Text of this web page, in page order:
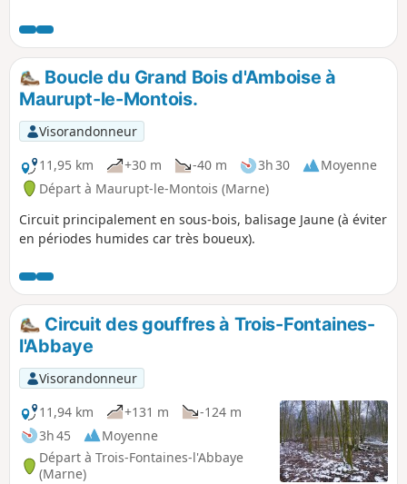
Catherine (XV et XVI siècles) à Fains-les-Sources, la
Chapelle Saint-Joseph (XIX siècle) entre Fains et
Combles. Il est facile et peu ombragé. Point
pique-nique à l'ombre (4 tables) devant la
Chapelle Saint-Joseph.
Boucle du Grand Bois d'Amboise à
Maurupt-le-Montois.
Visorandonneur
11,95 km
+30 m -40 m 3h 30
Moyenne
Départ à Maurupt-le-Montois (Marne)
Circuit principalement en sous-bois, balisage Jaune (à éviter
en périodes humides car très boueux).
Circuit des gouffres à Trois-Fontaines-
l'Abbaye
Visorandonneur
11,94 km
+131 m
-124 m
3h 45
Moyenne
Départ à Trois-Fontaines-l'Abbaye
(Marne)